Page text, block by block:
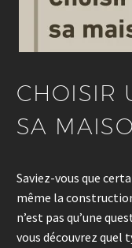
CHOISIR
SA
Saviez-vous que
même la
n’est pas qu’une
vous découvrez quel